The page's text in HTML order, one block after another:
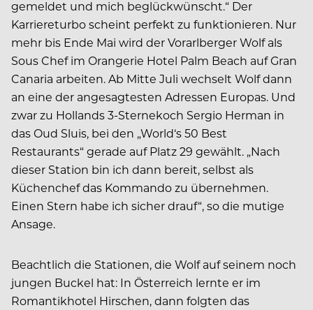
gemeldet und mich beglückwünscht.“ Der
Karriereturbo scheint perfekt zu funktionieren. Nur
mehr bis Ende Mai wird der Vorarlberger Wolf als
Sous Chef im Orangerie Hotel Palm Beach auf Gran
Canaria arbeiten. Ab Mitte Juli wechselt Wolf dann
an eine der angesagtesten Adressen Europas. Und
zwar zu Hollands 3-Sternekoch Sergio Herman in
das Oud Sluis, bei den „World‘s 50 Best
Restaurants“ gerade auf Platz 29 gewählt. „Nach
dieser Station bin ich dann bereit, selbst als
Küchenchef das Kommando zu übernehmen.
Einen Stern habe ich sicher drauf“, so die mutige
Ansage.
Beachtlich die Stationen, die Wolf auf seinem noch
jungen Buckel hat: In Österreich lernte er im
Romantikhotel Hirschen, dann folgten das